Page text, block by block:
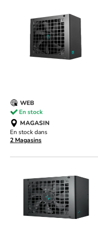
WEB
En stock
MAGASIN
En stock dans
2 Magasins